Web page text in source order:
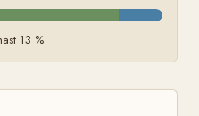
13 %